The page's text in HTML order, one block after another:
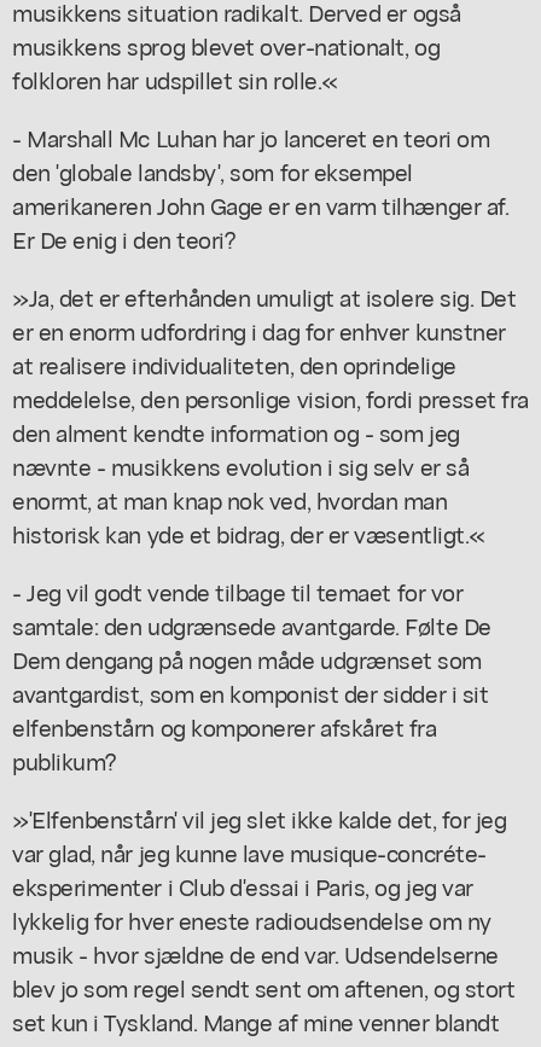
musikkens situation radikalt. Derved er også
musikkens sprog blevet over-nationalt, og
folkloren har udspillet sin rolle.«
- Marshall Mc Luhan har jo lanceret en teori om
den 'globale landsby', som for eksempel
amerikaneren John Gage er en varm tilhænger af.
Er De enig i den teori?
»Ja, det er efterhånden umuligt at isolere sig. Det
er en enorm udfordring i dag for enhver kunstner
at realisere individualiteten, den oprindelige
meddelelse, den personlige vision, fordi presset fra
den alment kendte information og - som jeg
nævnte - musikkens evolution i sig selv er så
enormt, at man knap nok ved, hvordan man
historisk kan yde et bidrag, der er væsentligt.«
- Jeg vil godt vende tilbage til temaet for vor
samtale: den udgrænsede avantgarde. Følte De
Dem dengang på nogen måde udgrænset som
avantgardist, som en komponist der sidder i sit
elfenbenstårn og komponerer afskåret fra
publikum?
»'Elfenbenstårn' vil jeg slet ikke kalde det, for jeg
var glad, når jeg kunne lave musique-concréte-
eksperimenter i Club d'essai i Paris, og jeg var
lykkelig for hver eneste radioudsendelse om ny
musik - hvor sjældne de end var. Udsendelserne
blev jo som regel sendt sent om aftenen, og stort
set kun i Tyskland. Mange af mine venner blandt